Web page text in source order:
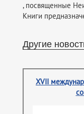
, посвященные
Книги
Другие
XVII